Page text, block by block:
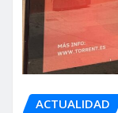
ACTUALIDAD